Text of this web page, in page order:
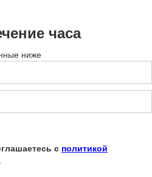
часа
ниже
с политикой